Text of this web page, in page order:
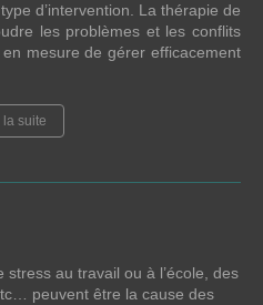
d’intervention. La thérapie de
les problèmes et les conflits
mesure de gérer efficacement
la suite
au travail ou à l’école, des
peuvent être la cause des